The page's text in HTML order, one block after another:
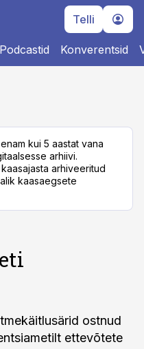
Telli
Podcastid Konverentsid
kui 5 aastat vana
arhiivi.
arhiveeritud
kaasaegsete
ostnud
ettevõtete